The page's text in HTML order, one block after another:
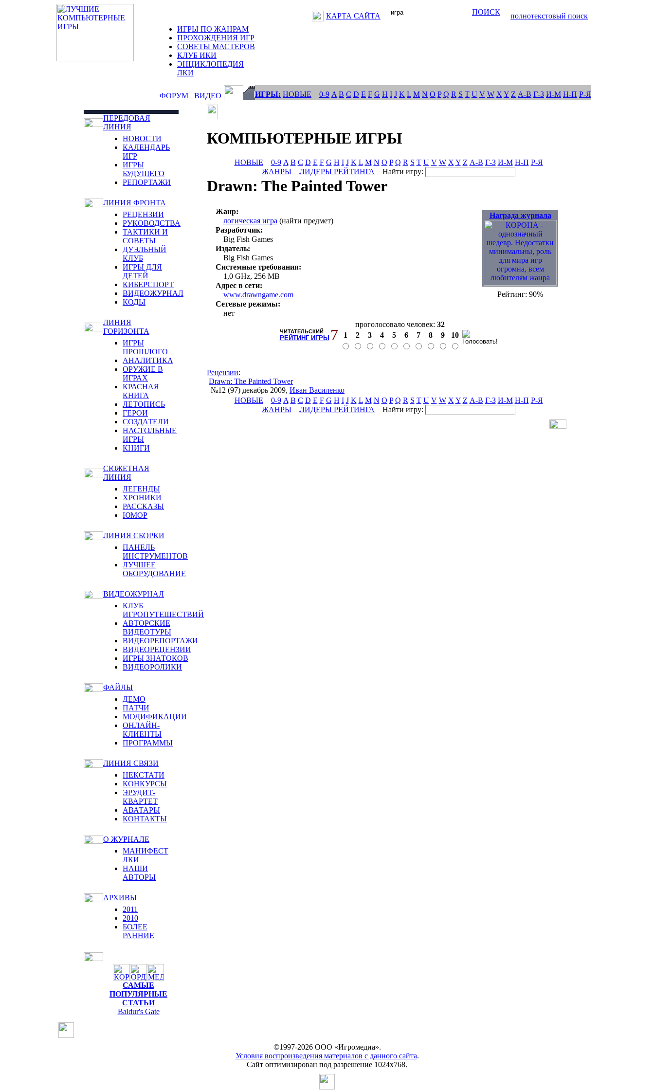
КАРТА САЙТА ПОИСК
полнотекстовый поиск
ИГРЫ ПО ЖАНРАМ
ПРОХОЖДЕНИЯ ИГР
СОВЕТЫ МАСТЕРОВ
КЛУБ ИКИ
ЭНЦИКЛОПЕДИЯ
ЛКИ
ФОРУМ ВИДЕО ИГРЫ: НОВЫЕ 0-9 A B C D E F G H I J K L M N O P Q R S T U V W X Y Z А-В Г-З И-М Н-П Р-Я
ПЕРЕДОВАЯ
ЛИНИЯ
НОВОСТИ
КАЛЕНДАРЬ
ИГР
ИГРЫ
БУДУЩЕГО
РЕПОРТАЖИ
ЛИНИЯ ФРОНТА
РЕЦЕНЗИИ
РУКОВОДСТВА
ТАКТИКИ И
СОВЕТЫ
ДУЭЛЬНЫЙ
КЛУБ
ИГРЫ ДЛЯ
ДЕТЕЙ
КИБЕРСПОРТ
ВИДЕОЖУРНАЛ
КОДЫ
ЛИНИЯ
ГОРИЗОНТА
ИГРЫ
ПРОШЛОГО
АНАЛИТИКА
ОРУЖИЕ В
ИГРАХ
КРАСНАЯ
КНИГА
ЛЕТОПИСЬ
ГЕРОИ
СОЗДАТЕЛИ
НАСТОЛЬНЫЕ
ИГРЫ
КНИГИ
СЮЖЕТНАЯ
ЛИНИЯ
ЛЕГЕНДЫ
ХРОНИКИ
РАССКАЗЫ
ЮМОР
ЛИНИЯ СБОРКИ
ПАНЕЛЬ
ИНСТРУМЕНТОВ
ЛУЧШЕЕ
ОБОРУДОВАНИЕ
ВИДЕОЖУРНАЛ
КЛУБ
ИГРОПУТЕШЕСТВИЙ
АВТОРСКИЕ
ВИДЕОТУРЫ
ВИДЕОРЕПОРТАЖИ
ВИДЕОРЕЦЕНЗИИ
ИГРЫ ЗНАТОКОВ
ВИДЕОРОЛИКИ
ФАЙЛЫ
ДЕМО
ПАТЧИ
МОДИФИКАЦИИ
ОНЛАЙН-
КЛИЕНТЫ
ПРОГРАММЫ
ЛИНИЯ СВЯЗИ
НЕКСТАТИ
КОНКУРСЫ
ЭРУДИТ-
КВАРТЕТ
АВАТАРЫ
КОНТАКТЫ
О ЖУРНАЛЕ
МАНИФЕСТ
ЛКИ
НАШИ
АВТОРЫ
АРХИВЫ
2011
2010
БОЛЕЕ
РАННИЕ
САМЫЕ
ПОПУЛЯРНЫЕ
СТАТЬИ
Baldur's Gate
КОМПЬЮТЕРНЫЕ ИГРЫ
НОВЫЕ 0-9 A B C D E F G H I J K L M N O P Q R S T U V W X Y Z А-В Г-З И-М Н-П Р-Я
ЖАНРЫ
ЛИДЕРЫ РЕЙТИНГА Найти игру:
Drawn: The Painted Tower
Жанр:
логическая игра (найти предмет)
Разработчик:
Big Fish Games
Издатель:
Big Fish Games
Системные требования:
1,0 GHz, 256 MB
Адрес в сети:
www.drawngame.com
Сетевые режимы:
нет
Награда журнала
Рейтинг: 90%
ЧИТАТЕЛЬСКИЙ
РЕЙТИНГ ИГРЫ 7
проголосовало человек: 32
1
2 3 4 5 6 7 8 9 10
Рецензии:
Drawn: The Painted Tower
№12 (97) декабрь 2009, Иван Василенко
НОВЫЕ
0-9 A B C D E F G H I J K L M N O P Q R S T U V W X Y Z А-В Г-З И-М Н-П Р-Я
ЖАНРЫ
ЛИДЕРЫ РЕЙТИНГА Найти игру:
©1997-2026 ООО «Игромедиа».
Условия воспроизведения материалов с данного сайта.
Сайт оптимизирован под разрешение 1024х768.